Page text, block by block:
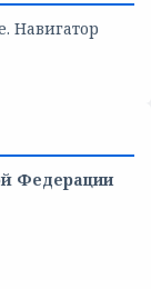
Навигатор
Федерации